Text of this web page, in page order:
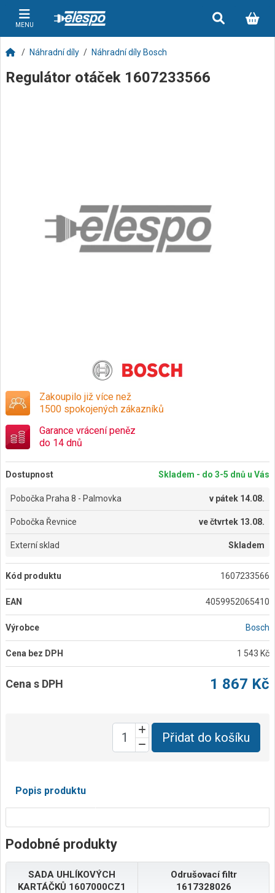
MENU
Náhradní díly Náhradní díly Bosch
Regulátor otáček 1607233566
Zakoupilo již více než
1500 spokojených zákazníků
Garance vrácení peněz
do 14 dnů
Dostupnost Skladem - do 3-5 dnů u Vás
Pobočka Praha 8 - Palmovka v pátek 14.08.
Pobočka Řevnice večtvrtek 13.08.
Externí sklad Skladem
Kód produktu 1607233566
EAN 4059952065410
Výrobce Bosch
Cena bez DPH 1 543 Kč
Cena s DPH 1 867 Kč
Přidat do košíku
Popis produktu
Podobné produkty
SADA UHLÍKOVÝCH
KARTÁČKŮ 1607000CZ1
Odrušovací filtr
1617328026